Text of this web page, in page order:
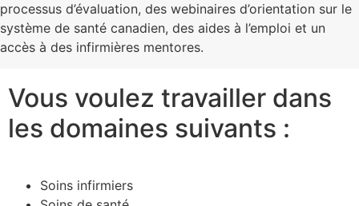
processus d’évaluation, des webinaires d’orientation sur le
système de santé canadien, des aides à l’emploi et un
accès à des infirmières mentores.
Vous voulez travailler dans
les domaines suivants :
Soins infirmiers